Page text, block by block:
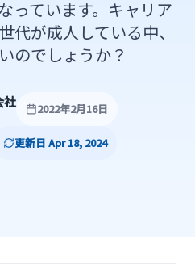
っています。キャリア
代が成人している中、
のでしょうか？
社 2022年2月16日
更新日 Apr 18, 2024